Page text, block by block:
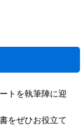
トを執筆陣に迎
をぜひお役立て